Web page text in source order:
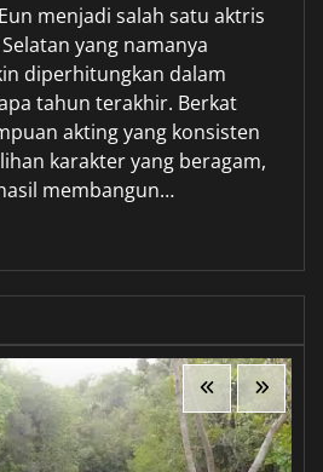
menjadi salah satu aktris
yang namanya
diperhitungkan dalam
tahun terakhir. Berkat
akting yang konsisten
karakter yang beragam,
membangun…